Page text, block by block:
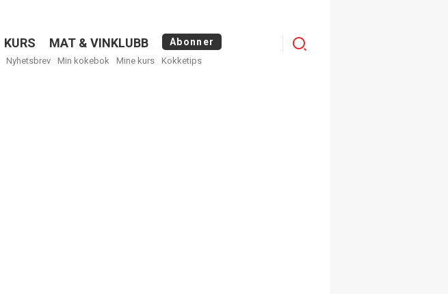
KURS MAT & VINKLUBB Abonner
Nyhetsbrev Min kokebok Mine kurs Kokketips
Logg